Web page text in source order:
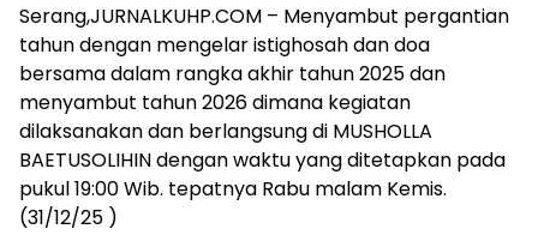
Serang,JURNALKUHP.COM – Menyambut pergantian
tahun dengan mengelar istighosah dan doa
bersama dalam rangka akhir tahun 2025 dan
menyambut tahun 2026 dimana kegiatan
dilaksanakan dan berlangsung di MUSHOLLA
BAETUSOLIHIN dengan waktu yang ditetapkan pada
pukul 19:00 Wib. tepatnya Rabu malam Kemis.
(31/12/25 )